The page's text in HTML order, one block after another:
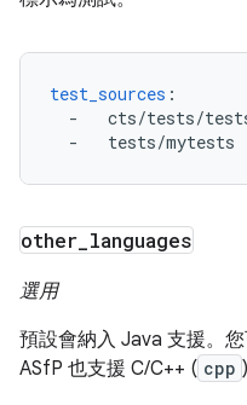
test_sources :
-
cts/tests/
-
tests/mytests
other languages
選用
預設會納入 Java 支援。
ASfP 也支援 C/C++ ( cpp